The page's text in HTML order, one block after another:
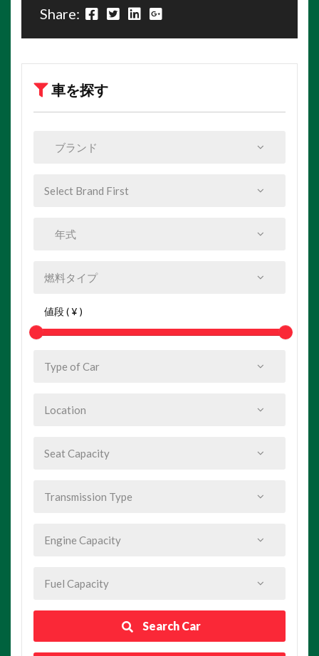
Share:
車を探す
値段 ( ¥ )
Search Car